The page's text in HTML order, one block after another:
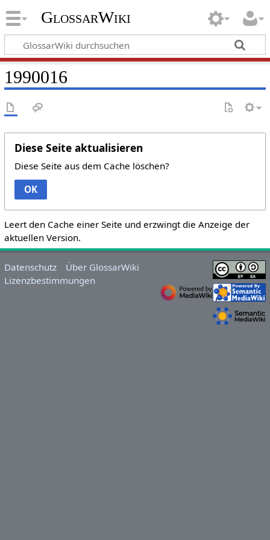
GlossarWiki
1990016
Diese Seite aktualisieren
Diese Seite aus dem Cache löschen?
OK
Leert den Cache einer Seite und erzwingt die Anzeige der
aktuellen Version.
Datenschutz
Über GlossarWiki
Lizenzbestimmungen